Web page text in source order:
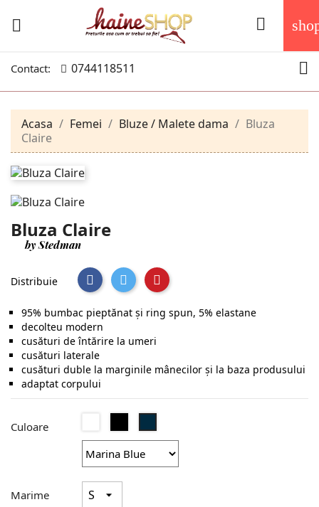
 
Contact: 0744118511 
Acasa Femei Bluze / Malete dama
Bluza
Claire
Bluza Claire
by Stedman
Distribuie
95% bumbac pieptănat şi ring spun, 5% elastane
decolteu modern
cusături de întărire la umeri
cusături laterale
cusături duble la marginile mânecilor şi la baza produsului
adaptat corpului
Culoare
Opal Blue
Marime